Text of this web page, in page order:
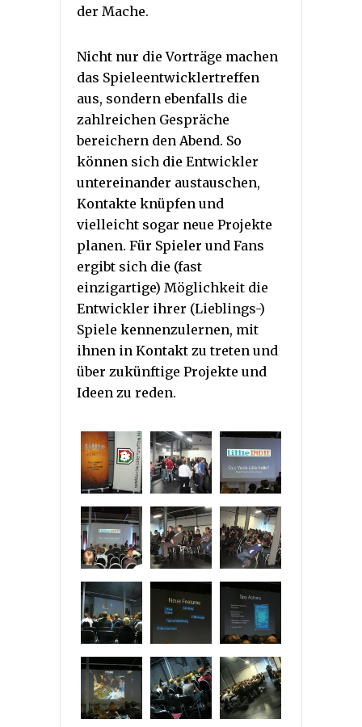
der Mache.
Nicht nur die Vorträge machen
das Spieleentwicklertreffen
aus, sondern ebenfalls die
zahlreichen Gespräche
bereichern den Abend. So
können sich die Entwickler
untereinander austauschen,
Kontakte knüpfen und
vielleicht sogar neue Projekte
planen. Für Spieler und Fans
ergibt sich die (fast
einzigartige) Möglichkeit die
Entwickler ihrer (Lieblings-)
Spiele kennenzulernen, mit
ihnen in Kontakt zu treten und
über zukünftige Projekte und
Ideen zu reden.